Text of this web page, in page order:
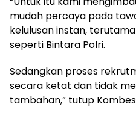
mudah percaya pada
kelulusan instan,
seperti Bintara Polri.
Sedangkan proses
secara ketat dan tidak
tambahan,” tutup